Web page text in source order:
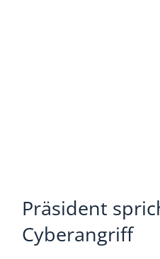
Präsident
Cyberangriff